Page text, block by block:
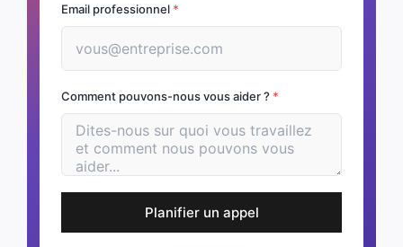
Email professionnel *
Comment pouvons-nous vous aider ? *
Planifier un appel